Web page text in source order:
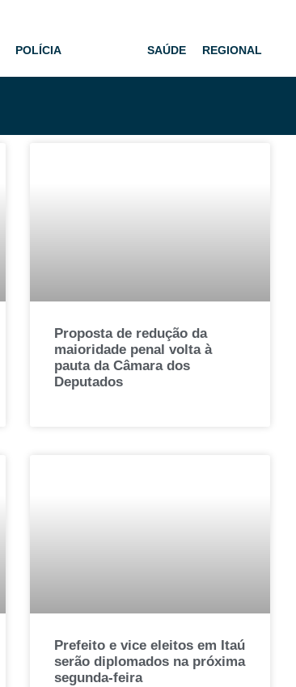
POLÍCIA SAÚDE REGIONAL
Proposta de redução da
maioridade penal volta à
pauta da Câmara dos
Deputados
Prefeito e vice eleitos em Itaú
serão diplomados na próxima
segunda-feira